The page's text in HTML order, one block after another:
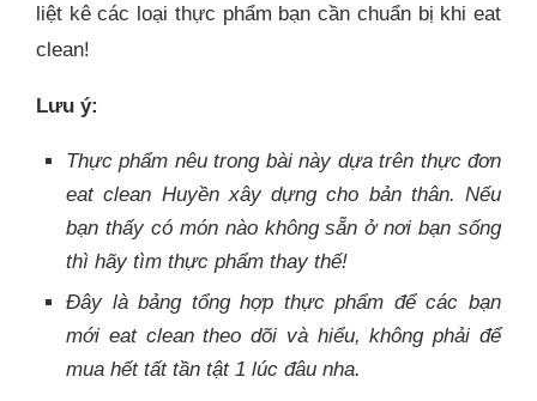
liệt kê các loại thực phẩm bạn cần chuẩn bị khi eat
clean!
Lưu ý:
Thực phẩm nêu trong bài này dựa trên thực đơn
eat clean Huyền xây dựng cho bản thân. Nếu
bạn thấy có món nào không sẵn ở nơi bạn sống
thì hãy tìm thực phẩm thay thế!
Đây là bảng tổng hợp thực phẩm để các bạn
mới eat clean theo dõi và hiểu, không phải để
mua hết tất tần tật 1 lúc đâu nha.